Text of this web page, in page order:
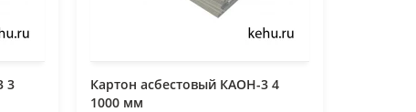
3
Картон асбестовый КАОН-3 4
1000 мм